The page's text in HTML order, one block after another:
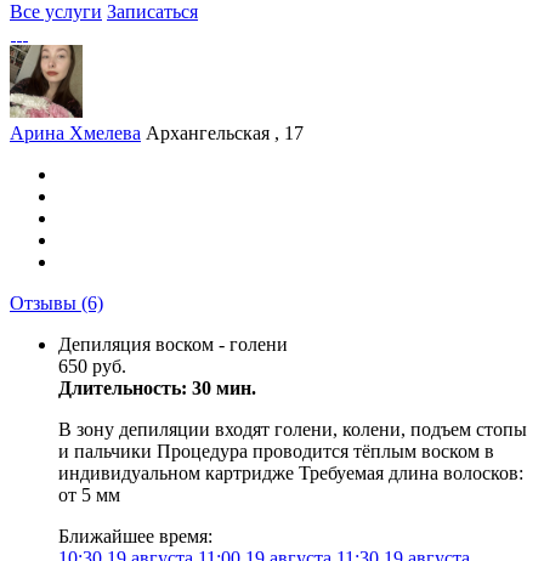
Все услуги Записаться
Арина Хмелева Архангельская , 17
Отзывы (6)
Депиляция воском - голени
650 руб.
Длительность: 30 мин.
В зону депиляции входят голени, колени, подъем стопы
и пальчики Процедура проводится тёплым воском в
индивидуальном картридже Требуемая длина волосков:
от 5 мм
Ближайшее время: